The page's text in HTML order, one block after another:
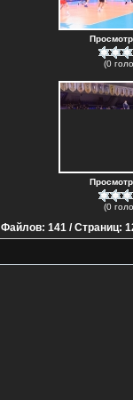
(0
(0
Файлов: 141 / Страниц: